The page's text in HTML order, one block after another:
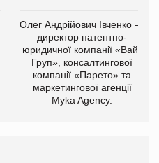
Олег Андрійович Івченко —
директор патентно-
юридичної компанії «Вайз
Груп», консалтингової
компанії «Парето» та
маркетингової агенції
Myka Agency.